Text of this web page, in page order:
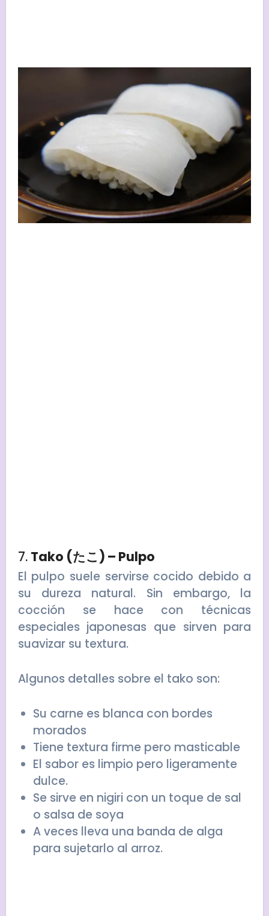
7. Tako (たこ) – Pulpo
El pulpo suele servirse cocido debido a
su dureza natural. Sin embargo, la
cocción se hace con técnicas
especiales japonesas que sirven para
suavizar su textura.
Algunos detalles sobre el tako son:
Su carne es blanca con bordes
morados
Tiene textura firme pero masticable
El sabor es limpio pero ligeramente
dulce.
Se sirve en nigiri con un toque de sal
o salsa de soya
A veces lleva una banda de alga
para sujetarlo al arroz.